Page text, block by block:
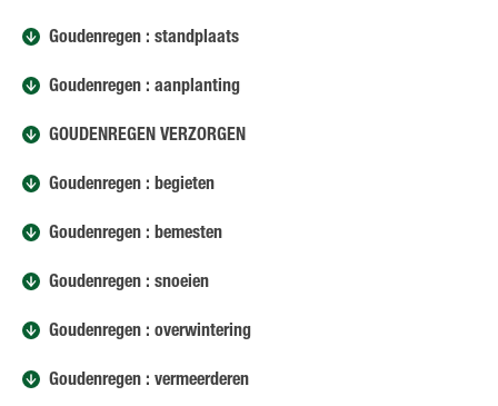
Goudenregen : standplaats
Goudenregen : aanplanting
GOUDENREGEN VERZORGEN
Goudenregen : begieten
Goudenregen : bemesten
Goudenregen : snoeien
Goudenregen : overwintering
Goudenregen : vermeerderen